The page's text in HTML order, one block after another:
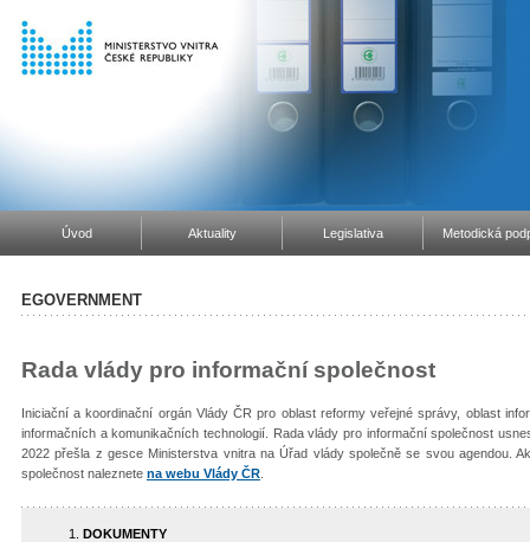
Úvod Aktuality Legislativa Metodická
EGOVERNMENT
Rada vlády pro informační společnost
Iniciační a koordinační orgán Vlády ČR pro oblast reformy veřejné správy, oblast
informačních a komunikačních technologií. Rada vlády pro informační společnost
2022 přešla z gesce Ministerstva vnitra na Úřad vlády společně se svou agendou.
společnost naleznete na webu Vlády ČR
DOKUMENTY